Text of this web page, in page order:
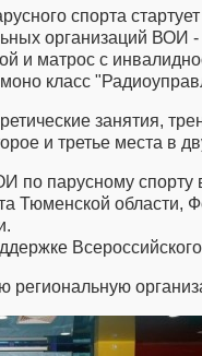
спорта
организаций ВОИ
и матрос с
класс
занятия,
и третье места в
по парусному
Тюменской